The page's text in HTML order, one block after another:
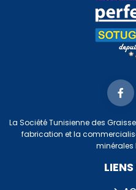
La Société Tunisienne des
fabrication et la
minérales